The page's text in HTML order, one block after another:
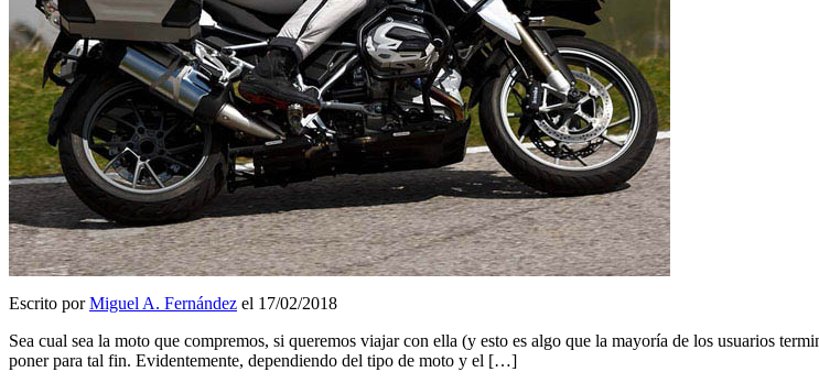
Escrito porMiguel A. Fernández el 17/02/2018
Sea cual sea la moto que compremos, si queremos viajar con ella (y esto es algo que la mayoría de los usuarios
poner para tal fin. Evidentemente, dependiendo del tipo de moto y el […]